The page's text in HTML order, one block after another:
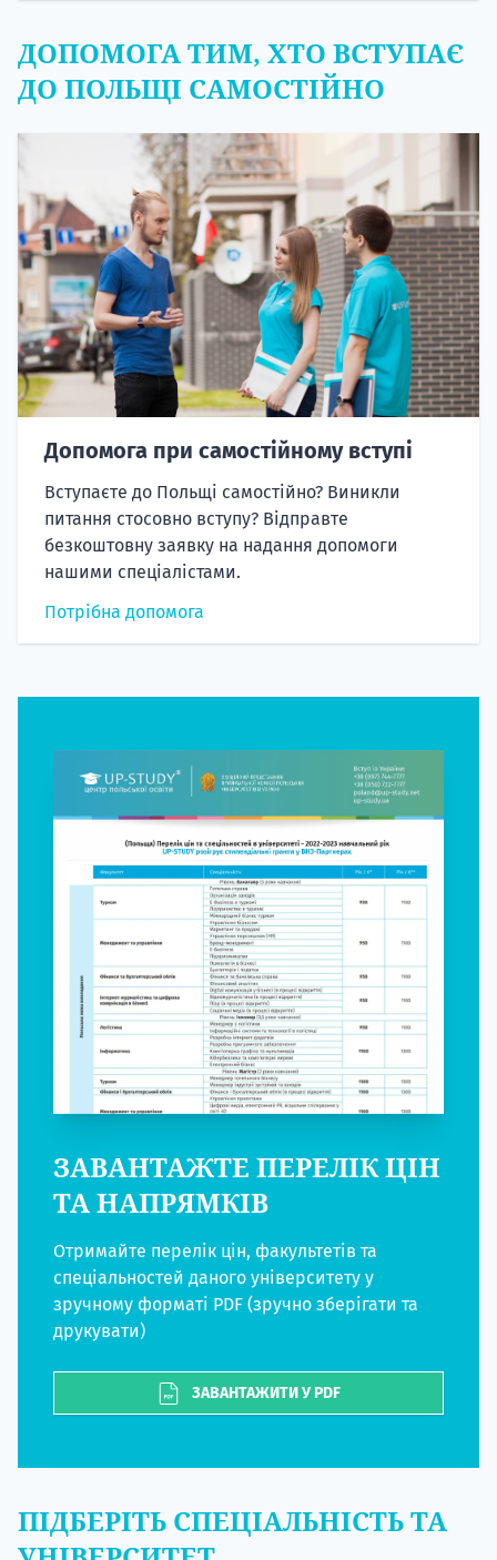
ДОПОМОГА ТИМ, ХТО ВСТУПАЄ
ДО ПОЛЬЩІ САМОСТІЙНО
Допомога при самостійному вступі
Вступаєте до Польщі самостійно? Виникли
питання стосовно вступу? Відправте
безкоштовну заявку на надання допомоги
нашими спеціалістами.
Потрібна допомога
ЗАВАНТАЖТЕ ПЕРЕЛІК ЦІН
ТА НАПРЯМКІВ
Отримайте перелік цін, факультетів та
спеціальностей даного університету у
зручному форматі PDF (зручно зберігати та
друкувати)
ЗАВАНТАЖИТИ У PDF
ПІДБЕРІТЬ СПЕЦІАЛЬНІСТЬ ТА